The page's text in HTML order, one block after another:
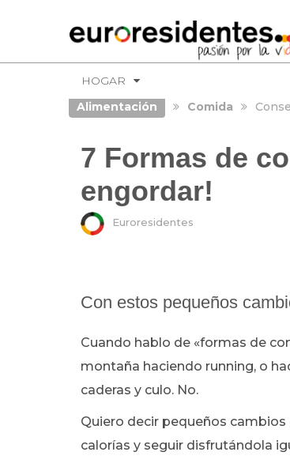
HOGAR
Alimentación
Comida
7 Formas de
engordar!
Euroresidentes
Con estos pequeños
Cuando hablo de «formas de
montaña haciendo running, o
caderas y culo. No.
Quiero decir pequeños
calorías y seguir disfrutándola